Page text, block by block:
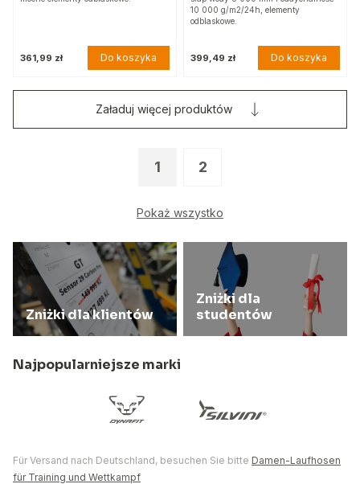
361,99 zł Do koszyka
10 000 g/m2/24h, elementy
odblaskowe.
399,49 zł Do koszyka
1 2
Pokaż wszystko
Załaduj więcej produktów
Zniżki dla klientów
Zniżki dla
studentów
Najpopularniejsze marki
Für Versand nach Deutschland, besuchen Sie bitte Damen-Laufhosen
für Training und Wettkampf